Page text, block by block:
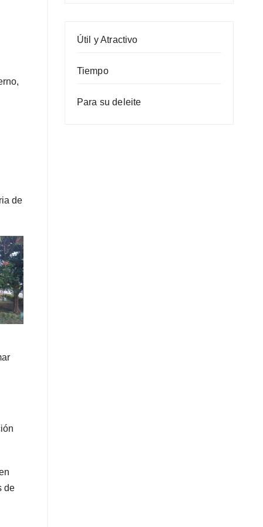
de
de
Útil y Atractivo
Tiempo
Para su deleite